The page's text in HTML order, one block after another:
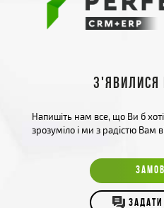
З'явилися
Напишіть нам все, що Ви б
зрозуміло і ми з радістю Вам
ЗАДАТИ